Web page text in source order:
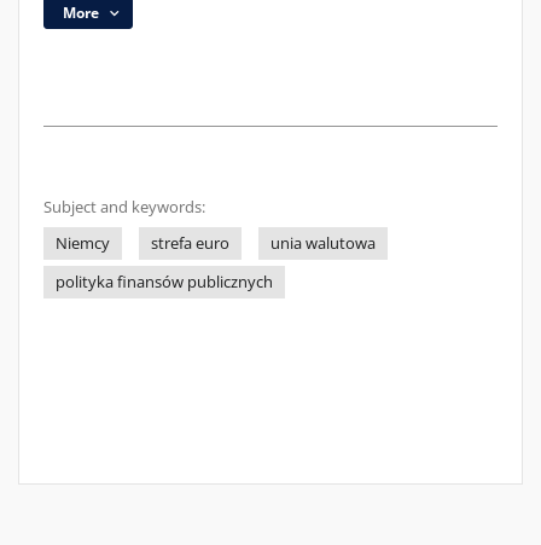
More
Subject and keywords:
Niemcy
strefa euro
unia walutowa
polityka finansów publicznych